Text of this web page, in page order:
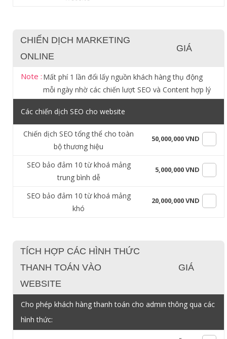
CHIẾN DỊCH MARKETING
ONLINE
GIÁ
Note : Mất phí 1 lần đổi lấy nguồn khách hàng thụ động
mỗi ngày nhờ các chiến lượt SEO và Content hợp lý
Các chiến dịch SEO cho website
Chiến dịch SEO tổng thể cho toàn
bộ thương hiệu
50,000,000 VND
SEO bảo đảm 10 từ khoá mảng
trung bình dễ
5,000,000 VND
SEO bảo đảm 10 từ khoá mảng
khó
20,000,000 VND
TÍCH HỢP CÁC HÌNH THỨC
THANH TOÁN VÀO
WEBSITE
GIÁ
Cho phép khách hàng thanh toán cho admin thông qua các
hình thức: